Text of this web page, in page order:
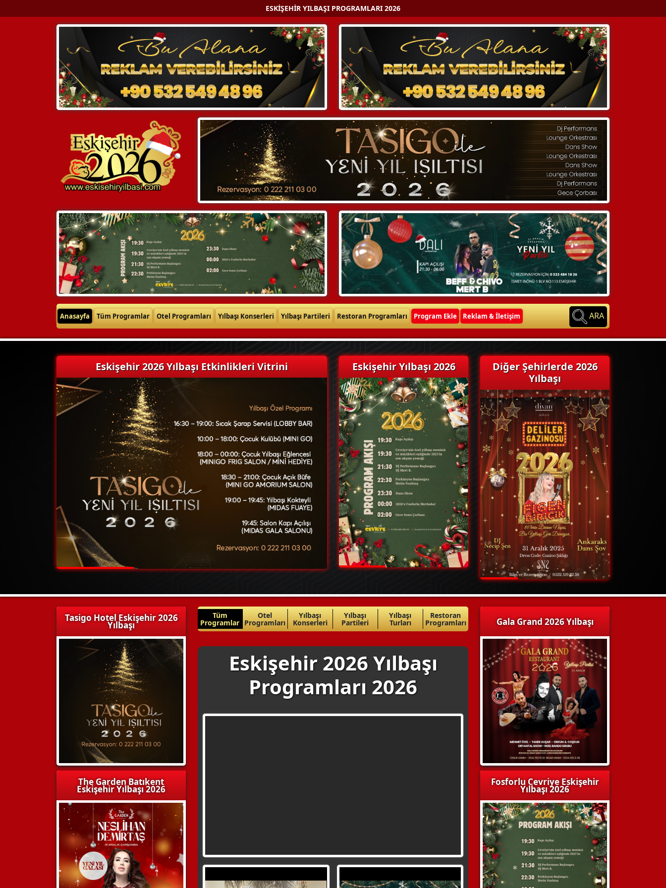
ESKIŞEHIR YILBAŞI PROGRAMLARI 2026
Anasayfa Tüm Programlar Otel Programları Yılbaşı Konserleri Yılbaşı Partileri Restoran Programları Program Ekle Reklam & İletişim ARA
Eskişehir 2026 Yılbaşı Etkinlikleri Vitrini Eskişehir Yılbaşı 2026
Diğer Şehirlerde 2026
Yılbaşı
Tasigo Hotel Eskişehir 2026
Yılbaşı
The Garden Batıkent
Eskişehir Yılbaşı 2026
Tüm
Programlar
Otel
Programları
Yılbaşı
Konserleri
Yılbaşı
Partileri
Yılbaşı
Turları
Restoran
Programları
Eskişehir 2026 Yılbaşı
Programları 2026
WhatsApp
Dodo Park Eskişehir’de 2026’ya
müzik, ritim ve eğlence dolu bir
WhatsApp
Dali Eskişehir, 2026’ya ritmi
yüksek, modern bir yılbaşı
Gala Grand 2026 Yılbaşı
Fosforlu Cevriye Eskişehir
Yılbaşı 2026